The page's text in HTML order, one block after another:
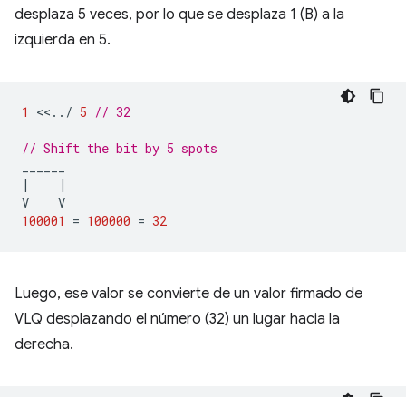
desplaza 5 veces, por lo que se desplaza 1 (B) a la
izquierda en 5.
1 << .. / 5 // 32
// Shift the bit by 5 spots
|
|
V
V
100001
= 100000 = 32
Luego, ese valor se convierte de un valor firmado de
VLQ desplazando el número (32) un lugar hacia la
derecha.